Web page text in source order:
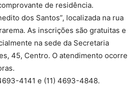
de residência.
dos Santos”, localizada na rua
As inscrições são gratuitas e
na sede da Secretaria
45, Centro. O atendimento ocorre
4141 e (11) 4693-4848.